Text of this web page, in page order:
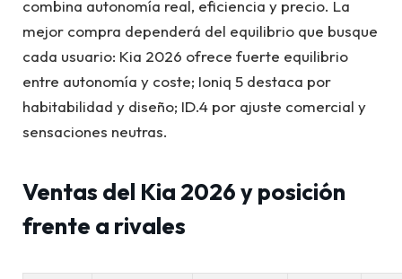
combina autonomía real, eficiencia y precio. La
mejor compra dependerá del equilibrio que busque
cada usuario: Kia 2026 ofrece fuerte equilibrio
entre autonomía y coste; Ioniq 5 destaca por
habitabilidad y diseño; ID.4 por ajuste comercial y
sensaciones neutras.
Ventas del Kia 2026 y posición
frente a rivales